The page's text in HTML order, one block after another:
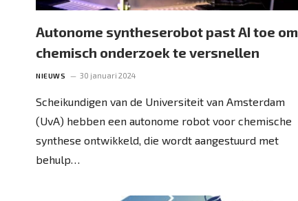
Autonome syntheserobot past AI toe om
chemisch onderzoek te versnellen
NIEUWS 30 januari 2024
Scheikundigen van de Universiteit van Amsterdam
(UvA) hebben een autonome robot voor chemische
synthese ontwikkeld, die wordt aangestuurd met
behulp…